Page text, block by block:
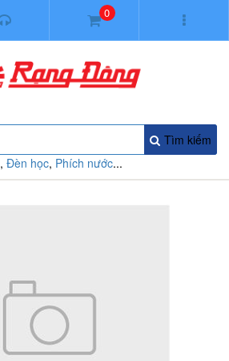
0
Tìm kiếm
, Đèn học, Phích nước...